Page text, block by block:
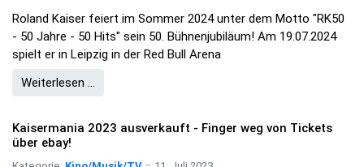
Roland Kaiser feiert im Sommer 2024 unter dem Motto "RK50
- 50 Jahre - 50 Hits" sein 50. Bühnenjubiläum! Am 19.07.2024
spielt er in Leipzig in der Red Bull Arena
Weiterlesen …
Kaisermania 2023 ausverkauft - Finger weg von Tickets
über ebay!